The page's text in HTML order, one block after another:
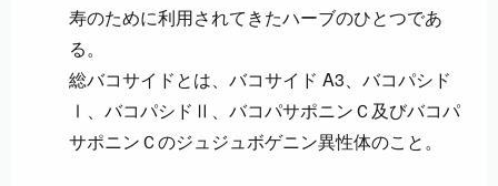
寿のために利用されてきたハーブのひとつであ
る。
総バコサイドとは、バコサイド A3、バコパシド
Ⅰ、バコパシドⅡ、バコパサポニンＣ及びバコパ
サポニンＣのジュジュボゲニン異性体のこと。